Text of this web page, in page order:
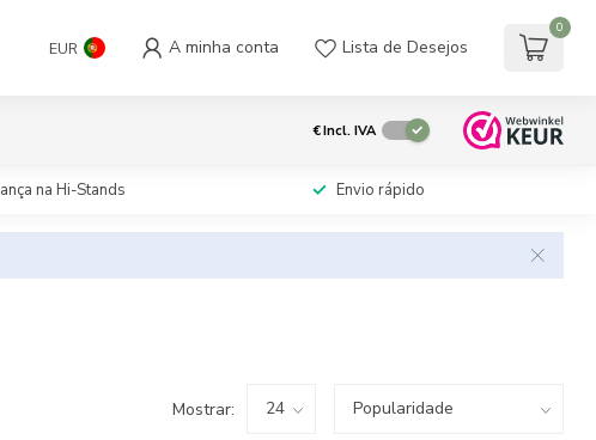
EUR A minha conta Lista de Desejos
0
€Incl. IVA
na Hi-Stands Envio rápido
Mostrar: